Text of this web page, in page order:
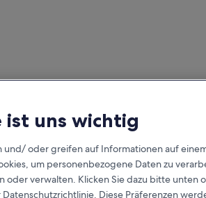
ist uns wichtig
und/ oder greifen auf Informationen auf
um personenbezogene Daten zu
oder verwalten. Klicken Sie dazu bitte unten
Diese Präferenzen